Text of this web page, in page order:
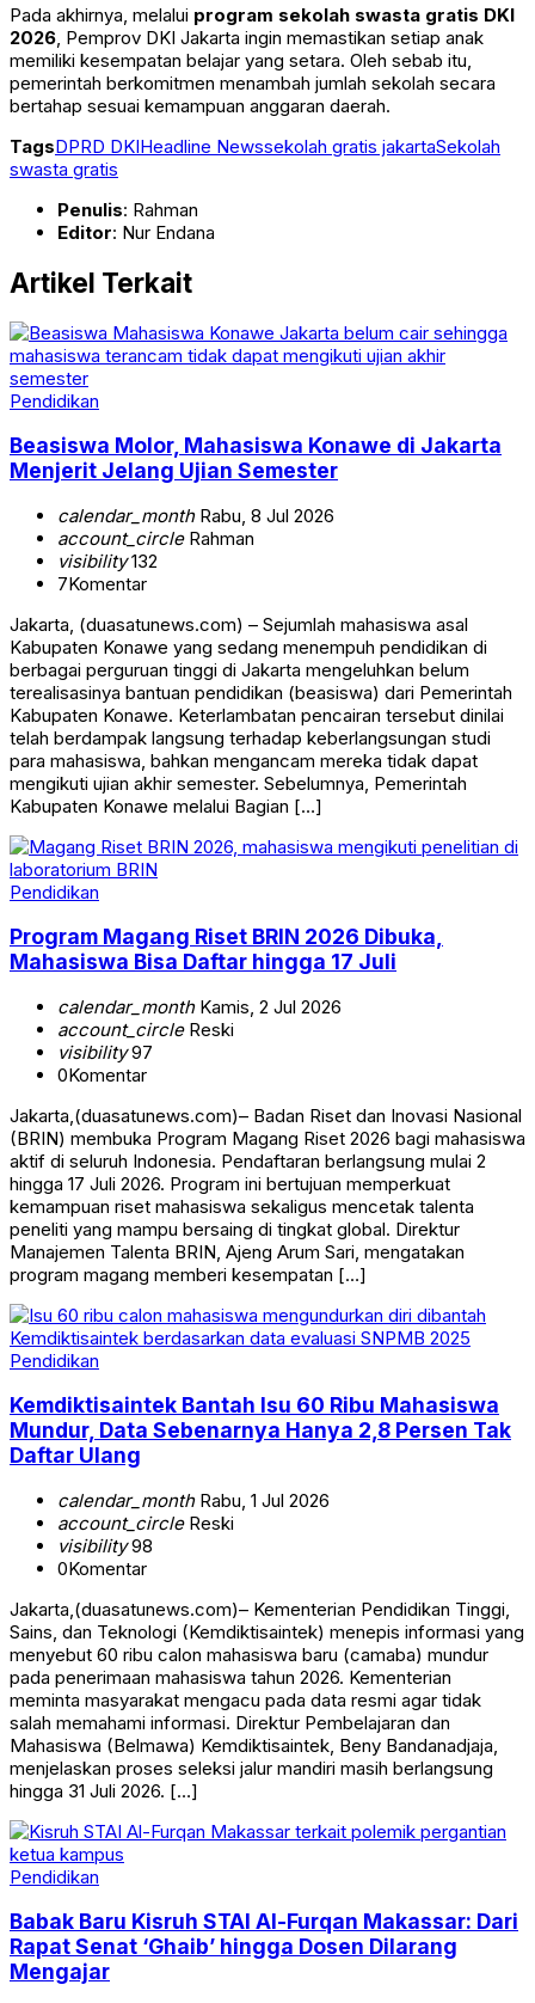
Pada akhirnya, melalui program sekolah swasta gratis DKI
2026, Pemprov DKI Jakarta ingin memastikan setiap anak
memiliki kesempatan belajar yang setara. Oleh sebab itu,
pemerintah berkomitmen menambah jumlah sekolah secara
bertahap sesuai kemampuan anggaran daerah.
TagsDPRD DKIHeadline Newssekolah gratis jakartaSekolah
swasta gratis
Penulis: Rahman
Editor: Nur Endana
Artikel Terkait
Pendidikan
Beasiswa Molor, Mahasiswa Konawe di Jakarta
Menjerit Jelang Ujian Semester
calendar_monthRabu, 8 Jul 2026
account_circleRahman
visibility132
7Komentar
Jakarta, (duasatunews.com) – Sejumlah mahasiswa asal
Kabupaten Konawe yang sedang menempuh pendidikan di
berbagai perguruan tinggi di Jakarta mengeluhkan belum
terealisasinya bantuan pendidikan (beasiswa) dari Pemerintah
Kabupaten Konawe. Keterlambatan pencairan tersebut dinilai
telah berdampak langsung terhadap keberlangsungan studi
para mahasiswa, bahkan mengancam mereka tidak dapat
mengikuti ujian akhir semester. Sebelumnya, Pemerintah
Kabupaten Konawe melalui Bagian […]
Pendidikan
Program Magang Riset BRIN 2026 Dibuka,
Mahasiswa Bisa Daftar hingga 17 Juli
calendar_monthKamis, 2 Jul 2026
account_circleReski
visibility97
0Komentar
Jakarta,(duasatunews.com)– Badan Riset dan Inovasi Nasional
(BRIN) membuka Program Magang Riset 2026 bagi mahasiswa
aktif di seluruh Indonesia. Pendaftaran berlangsung mulai 2
hingga 17 Juli 2026. Program ini bertujuan memperkuat
kemampuan riset mahasiswa sekaligus mencetak talenta
peneliti yang mampu bersaing di tingkat global. Direktur
Manajemen Talenta BRIN, Ajeng Arum Sari, mengatakan
program magang memberi kesempatan […]
Pendidikan
Kemdiktisaintek Bantah Isu 60 Ribu Mahasiswa
Mundur, Data Sebenarnya Hanya 2,8 Persen Tak
Daftar Ulang
calendar_monthRabu, 1 Jul 2026
account_circleReski
visibility98
0Komentar
Jakarta,(duasatunews.com)– Kementerian Pendidikan Tinggi,
Sains, dan Teknologi (Kemdiktisaintek) menepis informasi yang
menyebut 60 ribu calon mahasiswa baru (camaba) mundur
pada penerimaan mahasiswa tahun 2026. Kementerian
meminta masyarakat mengacu pada data resmi agar tidak
salah memahami informasi. Direktur Pembelajaran dan
Mahasiswa (Belmawa) Kemdiktisaintek, Beny Bandanadjaja,
menjelaskan proses seleksi jalur mandiri masih berlangsung
hingga 31 Juli 2026. […]
Pendidikan
Babak Baru Kisruh STAI Al-Furqan Makassar: Dari
Rapat Senat ‘Ghaib’ hingga Dosen Dilarang
Mengajar